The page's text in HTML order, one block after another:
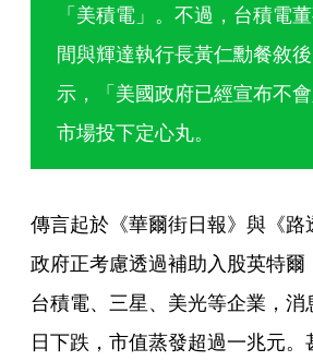
「美積電」。不過，台積電
間與輝達執行長黃仁勳餐敘
示，「美國政府已經宣布不
市場投下定心丸。
傳言起於《華爾街日報》與《
政府正考慮透過補助入股英特
台積電、三星、美光等企業，
日下跌，市值蒸發超過一兆元